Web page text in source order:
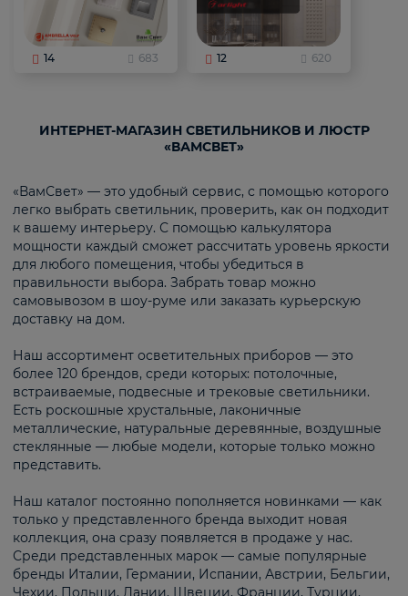
14 683 12 620
ИНТЕРНЕТ-МАГАЗИН СВЕТИЛЬНИКОВ И ЛЮСТР
«ВАМСВЕТ»
«ВамСвет» — это удобный сервис, с помощью которого
легко выбрать светильник, проверить, как он подходит
к вашему интерьеру. С помощью калькулятора
мощности каждый сможет рассчитать уровень яркости
для любого помещения, чтобы убедиться в
правильности выбора. Забрать товар можно
самовывозом в шоу-руме или заказать курьерскую
доставку на дом.
Наш ассортимент осветительных приборов — это
более 120 брендов, среди которых: потолочные,
встраиваемые, подвесные и трековые светильники.
Есть роскошные хрустальные, лаконичные
металлические, натуральные деревянные, воздушные
стеклянные — любые модели, которые только можно
представить.
Наш каталог постоянно пополняется новинками — как
только у представленного бренда выходит новая
коллекция, она сразу появляется в продаже у нас.
Среди представленных марок — самые популярные
бренды Италии, Германии, Испании, Австрии, Бельгии,
Чехии, Польши, Дании, Швеции, Франции, Турции,